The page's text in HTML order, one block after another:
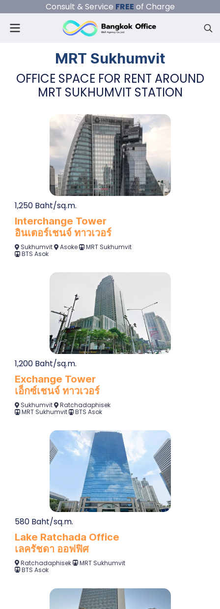
Consult & Service FREE of Charge
MRT Sukhumvit
OFFICE SPACE FOR RENT AROUND
MRT SUKHUMVIT STATION
1,250 Baht/sq.m.
Interchange Tower
อินเตอร์เชนจ์ ทาวเวอร์
Sukhumvit Asoke
MRT Sukhumvit
BTS Asok
1,200 Baht/sq.m.
Exchange Tower
เอ็กซ์เชนจ์ ทาวเวอร์
Sukhumvit
Ratchadaphisek
MRT Sukhumvit
BTS Asok
580 Baht/sq.m.
Lake Ratchada Office
เลครัชดา ออฟฟิศ
Ratchadaphisek
MRT Sukhumvit
BTS Asok